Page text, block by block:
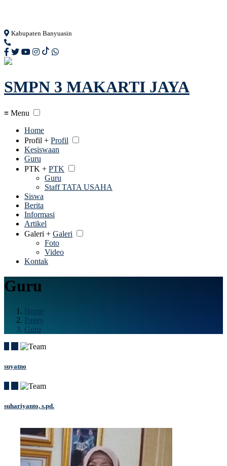
Kabupaten Banyuasin
SMPN 3 MAKARTI JAYA
≡ Menu
Home
Profil + Profil
Kesiswaan
Guru
PTK + PTK
Guru
Staff TATA USAHA
Siswa
Berita
Informasi
Artikel
Galeri + Galeri
Foto
Video
Kontak
Guru
Home
Pages
Guru
suyatno
suhariyanto, s.pd.